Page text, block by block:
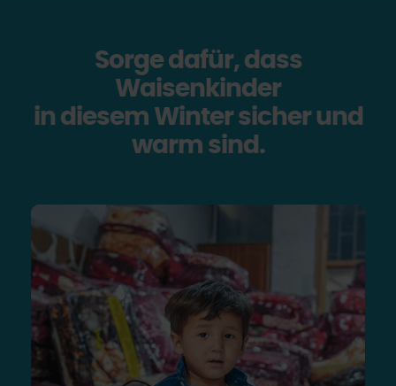
Sorge dafür, dass
Waisenkinder
in diesem Winter sicher und
warm sind.